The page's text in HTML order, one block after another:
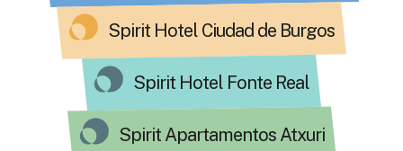
Spirit Hotel Ciudad de Burgos
Spirit Hotel Fonte Real
Spirit Apartamentos Atxuri